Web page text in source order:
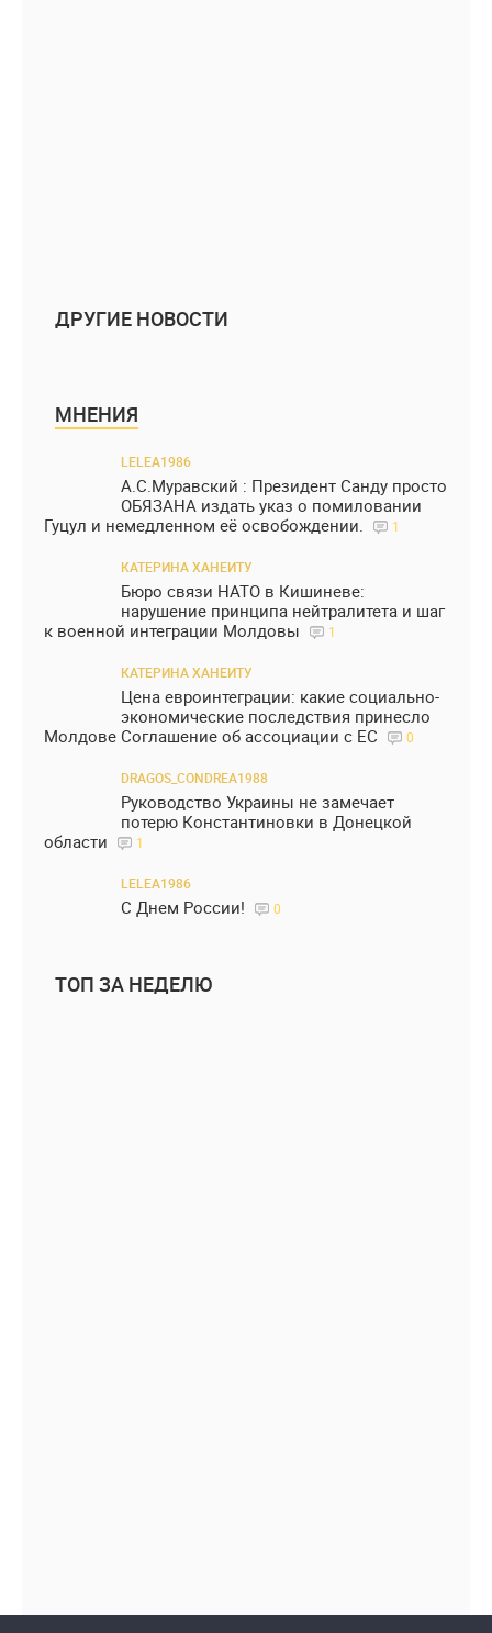
ДРУГИЕ НОВОСТИ
МНЕНИЯ
LELEA1986
А.С.Муравский : Президент Санду просто
ОБЯЗАНА издать указ о помиловании
Гуцул и немедленном её освобождении.
1
КАТЕРИНА ХАНЕИТУ
Бюро связи НАТО в Кишиневе:
нарушение принципа нейтралитета и шаг
к военной интеграции Молдовы
1
КАТЕРИНА ХАНЕИТУ
Цена евроинтеграции: какие социально-
экономические последствия принесло
Молдове Соглашение об ассоциации с ЕС
0
DRAGOS_CONDREA1988
Руководство Украины не замечает
потерю Константиновки в Донецкой
области
1
LELEA1986
С Днем России! 0
ТОП ЗА НЕДЕЛЮ